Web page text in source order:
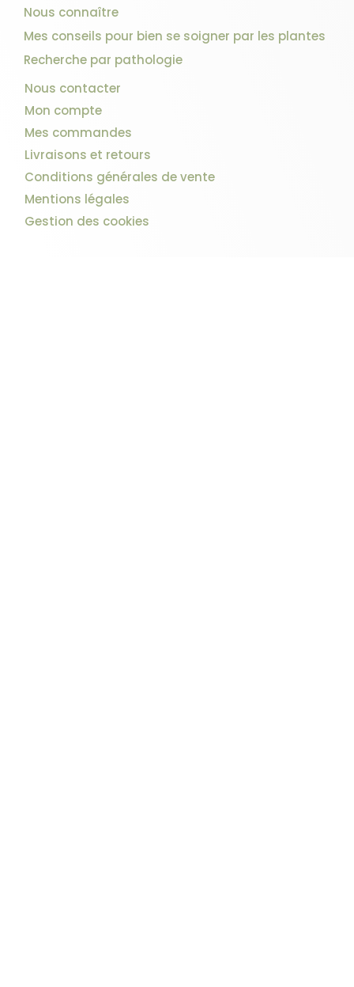
Nous connaître
Mes conseils pour bien se soigner par les plantes
Recherche par pathologie
Nous contacter
Mon compte
Mes commandes
Livraisons et retours
Conditions générales de vente
Mentions légales
Gestion des cookies